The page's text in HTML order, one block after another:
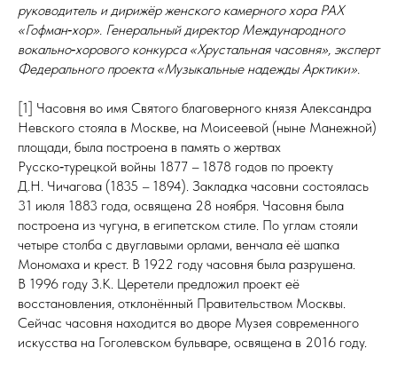
руководитель и дирижёр женского камерного хора РАХ
«Гофман‑хор». Генеральный директор Международного
вокально‑хорового конкурса «Хрустальная часовня», эксперт
Федерального проекта «Музыкальные надежды Арктики».
[1] Часовня во имя Святого благоверного князя Александра
Невского стояла в Москве, на Моисеевой (ныне Манежной)
площади, была построена в память о жертвах
Русско‑турецкой войны 1877 – 1878 годов по проекту
Д.Н. Чичагова (1835 – 1894). Закладка часовни состоялась
31 июля 1883 года, освящена 28 ноября. Часовня была
построена из чугуна, в египетском стиле. По углам стояли
четыре столба с двуглавыми орлами, венчала её шапка
Мономаха и крест. В 1922 году часовня была разрушена.
В 1996 году З.К. Церетели предложил проект её
восстановления, отклонённый Правительством Москвы.
Сейчас часовня находится во дворе Музея современного
искусства на Гоголевском бульваре, освящена в 2016 году.